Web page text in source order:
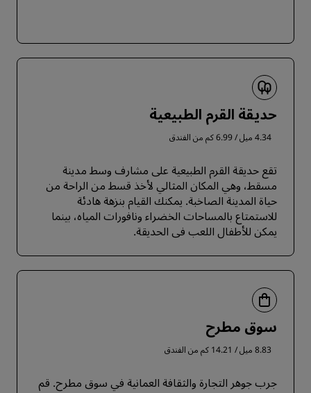
حديقة القرم الطبيعية
4.34 ميل / 6.99 كم من الفندق
تقع حديقة القرم الطبيعية على مشارف وسط مدينة
مسقط، وهي المكان المثالي لأخذ قسط من الراحة من
حياة المدينة الصاخبة. يمكنك القيام بنزهة هادئة
للاستمتاع بالمساحات الخضراء ونافورات المياه، بينما
يمكن للأطفال اللعب في الحديقة.
سوق مطرح
8.83 ميل / 14.21 كم من الفندق
جرب جوهر التجارة والثقافة العمانية في سوق مطرح. قم